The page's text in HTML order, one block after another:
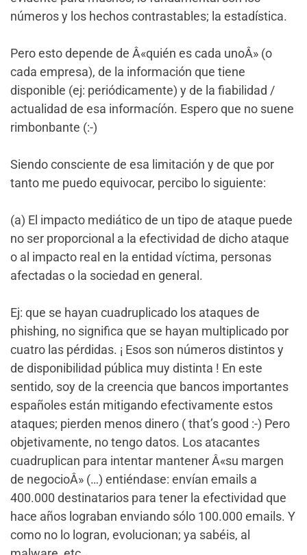
números y los hechos contrastables; la estadística.
Pero esto depende de Â«quién es cada unoÂ» (o
cada empresa), de la información que tiene
disponible (ej: periódicamente) y de la fiabilidad /
actualidad de esa informacíón. Espero que no suene
rimbonbante (:-)
Siendo consciente de esa limitación y de que por
tanto me puedo equivocar, percibo lo siguiente:
(a) El impacto mediático de un tipo de ataque puede
no ser proporcional a la efectividad de dicho ataque
o al impacto real en la entidad víctima, personas
afectadas o la sociedad en general.
Ej: que se hayan cuadruplicado los ataques de
phishing, no significa que se hayan multiplicado por
cuatro las pérdidas. ¡ Esos son números distintos y
de disponibilidad pública muy distinta ! En este
sentido, soy de la creencia que bancos importantes
españoles están mitigando efectivamente estos
ataques; pierden menos dinero ( that’s good :-) Pero
objetivamente, no tengo datos. Los atacantes
cuadruplican para intentar mantener Â«su margen
de negocioÂ» (…) entiéndase: envían emails a
400.000 destinatarios para tener la efectividad que
hace años lograban enviando sólo 100.000 emails. Y
como no lo logran, evolucionan; ya sabéis, al